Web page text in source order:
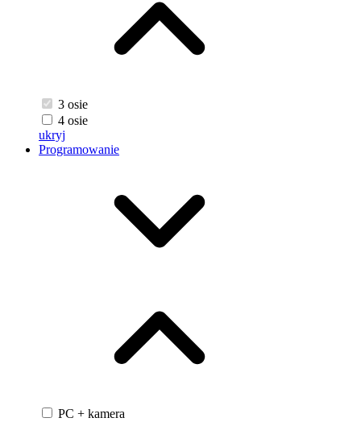
3 osie
4 osie
ukryj
Programowanie
PC + kamera